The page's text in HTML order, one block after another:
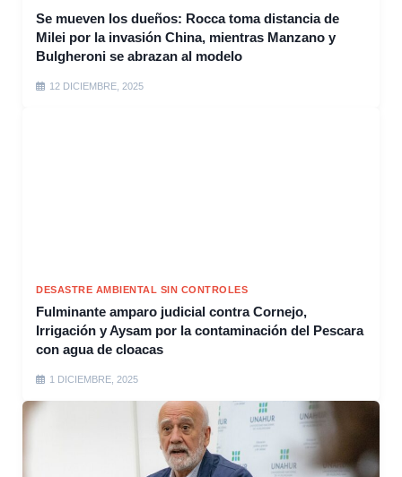
Se mueven los dueños: Rocca toma distancia de
Milei por la invasión China, mientras Manzano y
Bulgheroni se abrazan al modelo
12 DICIEMBRE, 2025
DESASTRE AMBIENTAL SIN CONTROLES
Fulminante amparo judicial contra Cornejo,
Irrigación y Aysam por la contaminación del Pescara
con agua de cloacas
1 DICIEMBRE, 2025